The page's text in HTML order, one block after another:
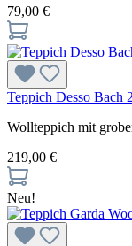
79,00 €
Teppich Desso Bach
Wollteppich mit
219,00 €
Neu!